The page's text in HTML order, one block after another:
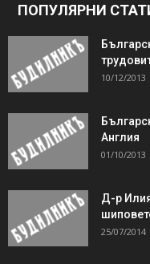
ПОПУЛЯРНИ
10/12/2013
Англия
01/10/2013
Д-р
25/07/2014